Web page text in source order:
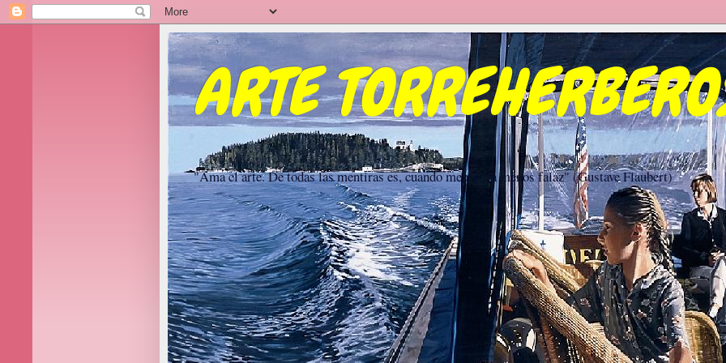
ARTE
"Ama el arte. De todas las mentiras es, cuando menos, la menos falaz" (Gustave Flaubert)